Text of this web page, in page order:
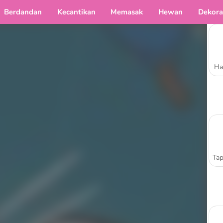
Berdandan Kecantikan Memasak Hewan